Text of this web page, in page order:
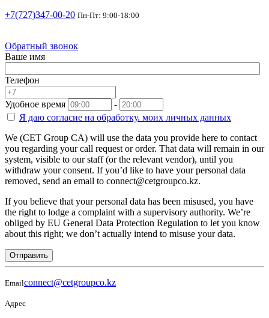
+7(727)347-00-20 Пн-Пт: 9:00-18:00
Обратный звонок
Ваше имя
Телефон
Удобное время
-
Я даю согласие на обработку. моих личных данных
We (CET Group CA) will use the data you provide here to contact
you regarding your call request or order. That data will remain in our
system, visible to our staff (or the relevant vendor), until you
withdraw your consent. If you’d like to have your personal data
removed, send an email to connect@cetgroupco.kz.
If you believe that your personal data has been misused, you have
the right to lodge a complaint with a supervisory authority. We’re
obliged by EU General Data Protection Regulation to let you know
about this right; we don’t actually intend to misuse your data.
Отправить
Emailconnect@cetgroupco.kz
Адрес